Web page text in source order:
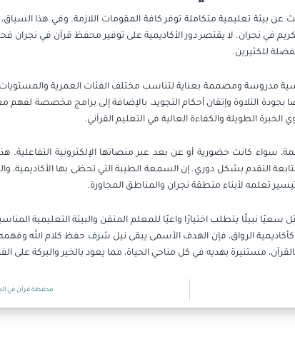
عن بيئة تعليمية متكاملة توفر كافة المقومات اللازمة. وفي هذا
في نجران. لا يقتصر دور الأكاديمية على توفير محفظ قرآن في
للكثيرين.
مدروسة ومصممة بعناية لتناسب مختلف الفئات العمرية
التلاوة وإتقان أحكام التجويد، بالإضافة إلى برامج مخصصة لفهم
الطويلة والكفاءة العالية في التعليم القرآني.
سواء كانت حضورية أو عن بعد عبر منصاتها الإلكترونية التفاعلية.
التقدم بشكل دوري. إن السمعة الطيبة التي تحظى بها الأكاديمية،
تعلمه لأبناء منطقة نجران والمناطق المجاورة.
سعيًا نبيلًا يتطلب اختيارًا واعيًا للمعلم المتقن والبيئة التعليمية
كأكاديمية الرواق، فإن الهدف الأسمى يبقى نيل شرف حفظ كلام الله
مستنيرة بهديه في كل مناحي الحياة، مما يعود بالخير والبركة على
محفظة قرآن في